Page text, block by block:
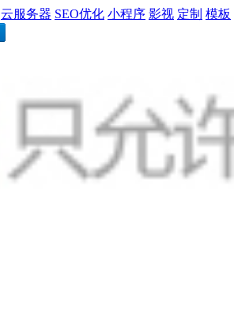
云服务器 SEO优化 小程序 影视 定制 模板